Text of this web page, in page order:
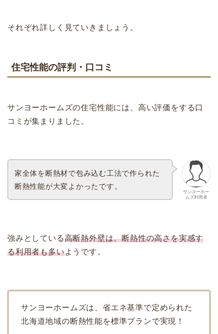
それぞれ詳しく見ていきましょう。
住宅性能の評判・口コミ
サンヨーホームズの住宅性能には、高い評価をする口
コミが集まりました。
サンヨーホー
ムズ利用者
家全体を断熱材で包み込む工法で作られた
断熱性能が大変よかったです。
強みとしている高断熱外壁は、断熱性の高さを実感す
る利用者も多いようです。
サンヨーホームズは、省エネ基準で定められた
北海道地域の断熱性能を標準プランで実現！